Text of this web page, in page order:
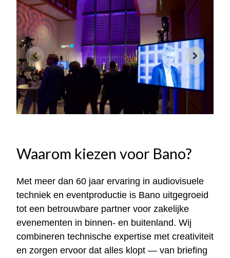
Waarom kiezen voor Bano?
Met meer dan 60 jaar ervaring in audiovisuele
techniek en eventproductie is Bano uitgegroeid
tot een betrouwbare partner voor zakelijke
evenementen in binnen- en buitenland. Wij
combineren technische expertise met creativiteit
en zorgen ervoor dat alles klopt — van briefing